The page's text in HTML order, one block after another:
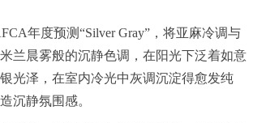
年度预测“Silver Gray”，将亚麻冷调与
兰晨雾般的沉静色调，在阳光下泛着如意
光泽，在室内冷光中灰调沉淀得愈发纯
沉静氛围感。